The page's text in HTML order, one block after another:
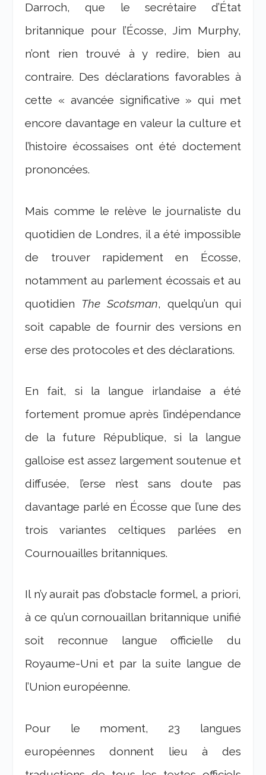
Darroch, que le secrétaire d’État
britannique pour l’Écosse, Jim Murphy,
n’ont rien trouvé à y redire, bien au
contraire. Des déclarations favorables à
cette « avancée significative » qui met
encore davantage en valeur la culture et
l’histoire écossaises ont été doctement
prononcées.
Mais comme le relève le journaliste du
quotidien de Londres, il a été impossible
de trouver rapidement en Écosse,
notamment au parlement écossais et au
quotidien The Scotsman, quelqu’un qui
soit capable de fournir des versions en
erse des protocoles et des déclarations.
En fait, si la langue irlandaise a été
fortement promue après l’indépendance
de la future République, si la langue
galloise est assez largement soutenue et
diffusée, l’erse n’est sans doute pas
davantage parlé en Écosse que l’une des
trois variantes celtiques parlées en
Cournouailles britanniques.
Il n’y aurait pas d’obstacle formel, a priori,
à ce qu’un cornouaillan britannique unifié
soit reconnue langue officielle du
Royaume-Uni et par la suite langue de
l’Union européenne.
Pour le moment, 23 langues
européennes donnent lieu à des